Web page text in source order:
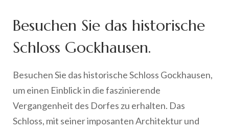
Besuchen Sie das historische
Schloss Gockhausen.
Besuchen Sie das historische Schloss Gockhausen,
um einen Einblick in die faszinierende
Vergangenheit des Dorfes zu erhalten. Das
Schloss, mit seiner imposanten Architektur und